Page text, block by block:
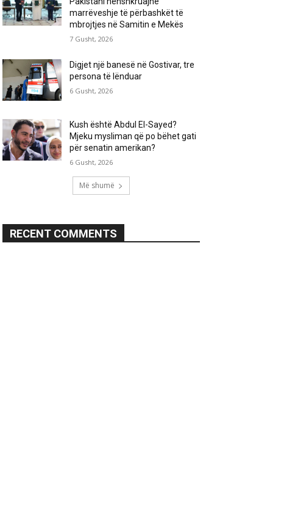
marrëveshje të përbashkët të
mbrojtjes në Samitin e Mekës
7 Gusht, 2026
Digjet një banesë në Gostivar, tre
persona të lënduar
6 Gusht, 2026
Kush është Abdul El-Sayed?
Mjeku mysliman që po bëhet gati
për senatin amerikan?
6 Gusht, 2026
Më shumë
RECENT COMMENTS